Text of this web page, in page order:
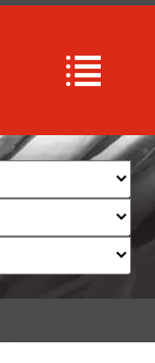
database
database